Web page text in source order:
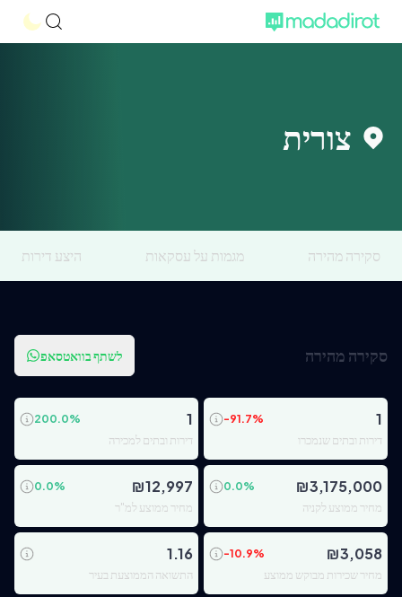
צורית
סקירה מהירה מגמות על עסקאות היצע דירות
סקירה מהירה לשתף בוואטסאפ
1
-91.7%
דירות ובתים שנמכרו
1
200.0%
דירות ובתים למכירה
₪3,175,000
0.0%
מחיר ממוצע לקניה
₪12,997
0.0%
מחיר ממוצע למ"ר
₪3,058
-10.9%
מחיר שכירות מבוקש ממוצע
1.16
התשואה הממוצעת בעיר